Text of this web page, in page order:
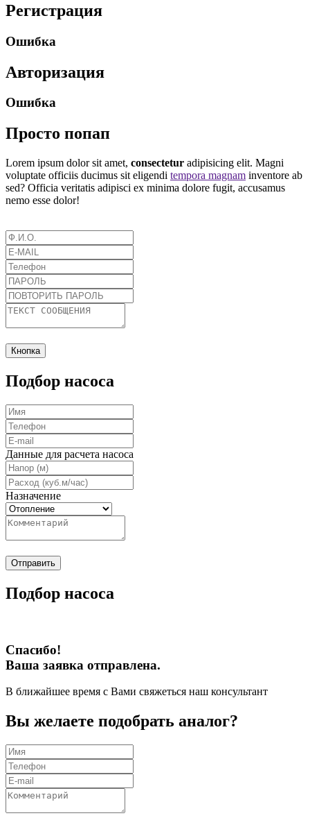
Регистрация
Ошибка
Авторизация
Ошибка
Просто попап
Lorem ipsum dolor sit amet, consectetur adipisicing elit. Magni
voluptate officiis ducimus sit eligendi tempora magnam inventore ab
sed? Officia veritatis adipisci ex minima dolore fugit, accusamus
nemo esse dolor!
Кнопка
Подбор насоса
Данные для расчета насоса
Назначение
Отправить
Подбор насоса
Спасибо!
Ваша заявка отправлена.
В ближайшее время с Вами свяжеться наш консультант
Вы желаете подобрать аналог?